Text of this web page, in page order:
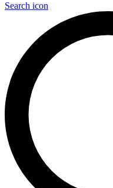
Search icon